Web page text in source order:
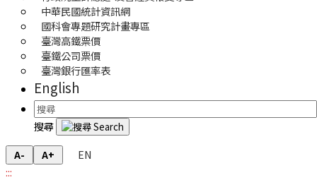
中華民國統計資訊網
國科會專題研究計畫專區
臺灣高鐵票價
臺鐵公司票價
臺灣銀行匯率表
English
搜尋
A- A+
EN
:::